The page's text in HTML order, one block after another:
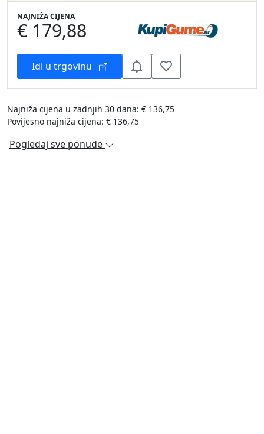
NAJNIŽA CIJENA
€ 179,88
Idi u trgovinu
Najniža cijena u zadnjih 30 dana: € 136,75
Povijesno najniža cijena: € 136,75
Pogledaj sve ponude